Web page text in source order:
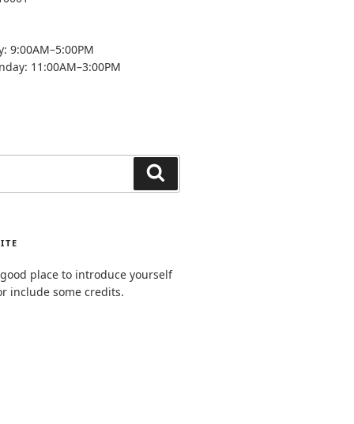
9:00AM–5:00PM
11:00AM–3:00PM
place to introduce yourself
include some credits.